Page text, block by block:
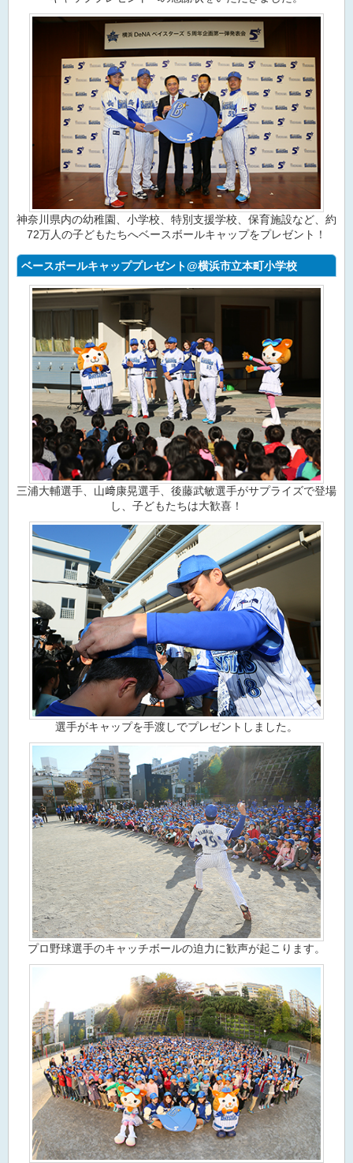
神奈川県内の幼稚園、小学校、特別支援学校、保育施設など、約
72万人の子どもたちへベースボールキャップをプレゼント！
ベースボールキャッププレゼント@横浜市立本町小学校
三浦大輔選手、山﨑康晃選手、後藤武敏選手がサプライズで登場
し、子どもたちは大歓喜！
選手がキャップを手渡しでプレゼントしました。
プロ野球選手のキャッチボールの迫力に歓声が起こります。